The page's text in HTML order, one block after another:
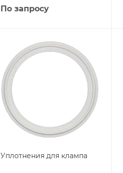
По запросу
Уплотнения для клампа